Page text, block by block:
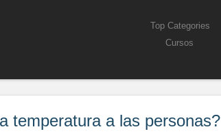
Skip to contentTop Categories
Cursos
temperatura a las personas?